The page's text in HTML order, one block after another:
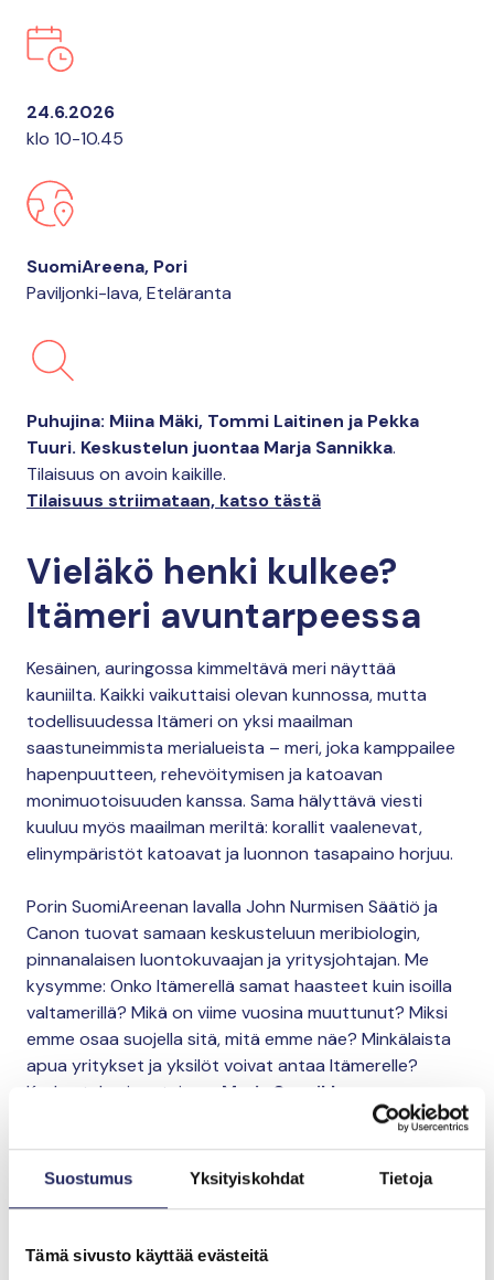
Suostumus Yksityiskohdat Tietoja
Tämä sivusto käyttää evästeitä
24.6.2026
klo 10-10.45
SuomiAreena, Pori
Paviljonki-lava, Eteläranta
Puhujina: Miina Mäki, Tommi Laitinen ja Pekka
Tuuri. Keskustelun juontaa Marja Sannikka.
Tilaisuus on avoin kaikille.
Tilaisuus striimataan, katso tästä
Vieläkö henki kulkee?
Itämeri avuntarpeessa
Kesäinen, auringossa kimmeltävä meri näyttää
kauniilta. Kaikki vaikuttaisi olevan kunnossa, mutta
todellisuudessa Itämeri on yksi maailman
saastuneimmista merialueista – meri, joka kamppailee
hapenpuutteen, rehevöitymisen ja katoavan
monimuotoisuuden kanssa. Sama hälyttävä viesti
kuuluu myös maailman meriltä: korallit vaalenevat,
elinympäristöt katoavat ja luonnon tasapaino horjuu.
Porin SuomiAreenan lavalla John Nurmisen Säätiö ja
Canon tuovat samaan keskusteluun meribiologin,
pinnanalaisen luontokuvaajan ja yritysjohtajan. Me
kysymme: Onko Itämerellä samat haasteet kuin isoilla
valtamerillä? Mikä on viime vuosina muuttunut? Miksi
emme osaa suojella sitä, mitä emme näe? Minkälaista
apua yritykset ja yksilöt voivat antaa Itämerelle?
Keskustelun juontaja on Marja Sannikka
Keskustelemassa:
meribiologi, ohjelmajohtajaMiina Mäki
, John Nurmisen
vedenalaiskuvaaja, yrittäjäPekka Tuuri